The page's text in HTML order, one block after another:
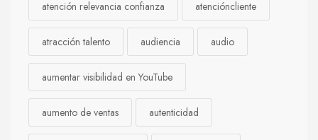
atención relevancia confianza atencióncliente
atracción talento audiencia audio
aumentar visibilidad en YouTube
aumento de ventas autenticidad